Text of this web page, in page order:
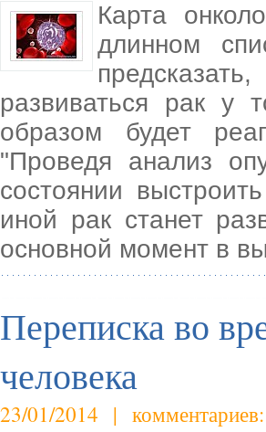
Карта
длинном
развиваться рак у
образом будет
"Проведя анализ
состоянии
иной рак станет
основной момент в
Переписка во
человека
23/01/2014 |